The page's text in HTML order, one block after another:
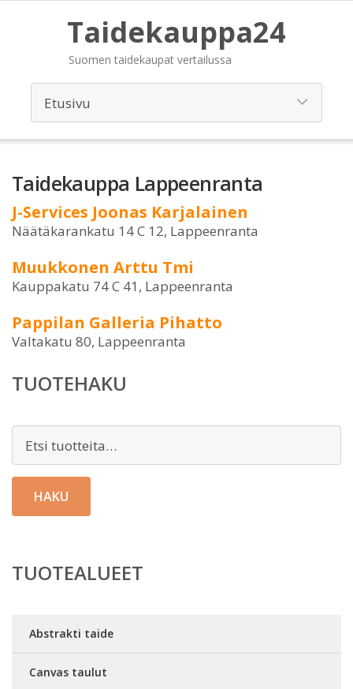
Taidekauppa24
Suomen taidekaupat vertailussa
Taidekauppa Lappeenranta
J-Services Joonas Karjalainen
Näätäkarankatu 14 C 12, Lappeenranta
Muukkonen Arttu Tmi
Kauppakatu 74 C 41, Lappeenranta
Pappilan Galleria Pihatto
Valtakatu 80, Lappeenranta
TUOTEHAKU
HAKU
TUOTEALUEET
Abstrakti taide
Canvas taulut